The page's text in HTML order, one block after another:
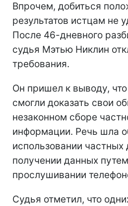
Впрочем, добиться
результатов истцам не
После 46-дневного
судья Мэтью Никлин
требования.
Он пришел к выводу,
смогли доказать свои
незаконном сборе
информации. Речь шла
использовании частных
получении данных
прослушивании
Судья отметил, что